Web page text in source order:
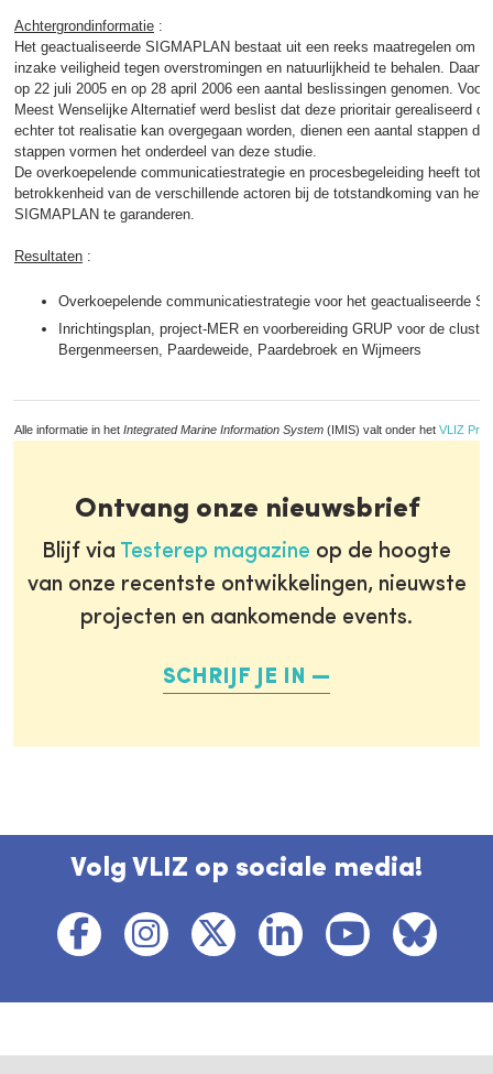
Achtergrondinformatie :
Het geactualiseerde SIGMAPLAN bestaat uit een reeks maatregelen om
inzake veiligheid tegen overstromingen en natuurlijkheid te behalen.
op 22 juli 2005 en op 28 april 2006 een aantal beslissingen genomen.
Meest Wenselijke Alternatief werd beslist dat deze prioritair gerealiseerd
echter tot realisatie kan overgegaan worden, dienen een aantal stappen
stappen vormen het onderdeel van deze studie.
De overkoepelende communicatiestrategie en procesbegeleiding heeft tot
betrokkenheid van de verschillende actoren bij de totstandkoming van het
SIGMAPLAN te garanderen.
Resultaten :
Overkoepelende communicatiestrategie voor het geactualiseerde
Inrichtingsplan, project-MER en voorbereiding GRUP voor de
Bergenmeersen, Paardeweide, Paardebroek en Wijmeers
Alle informatie in het Integrated Marine Information System (IMIS) valt onder het VLIZ
Ontvang onze nieuwsbrief
Blijf via Testerep magazine op de hoogte
van onze recentste ontwikkelingen, nieuwste
projecten en aankomende events.
SCHRIJF JE IN
Volg VLIZ op sociale media!